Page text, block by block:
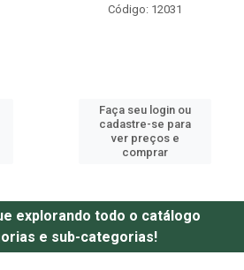
Código: 12031
Faça seu login ou
cadastre-se para
ver preços e
comprar
explorando todo o catálogo
e sub-categorias!